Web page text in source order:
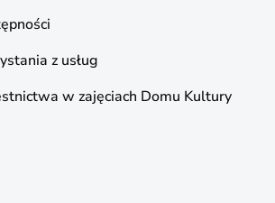
z usług
w zajęciach Domu Kultury